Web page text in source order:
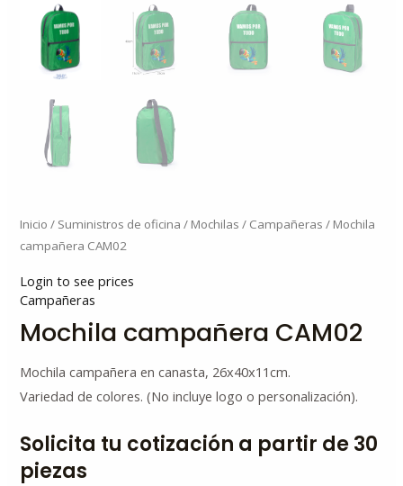
Inicio / Suministros de oficina / Mochilas / Campañeras / Mochila
campañera CAM02
Login to see prices
Campañeras
Mochila campañera CAM02
Mochila campañera en canasta, 26x40x11cm.
Variedad de colores. (No incluye logo o personalización).
Solicita tu cotización a partir de 30
piezas